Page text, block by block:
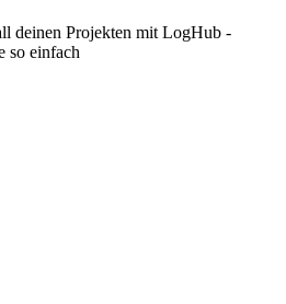
deinen Projekten mit LogHub -
so einfach